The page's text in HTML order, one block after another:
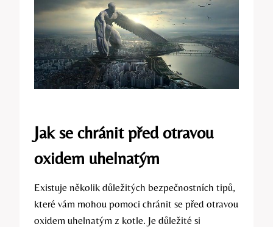
Jak se chránit před otravou
oxidem uhelnatým
Existuje několik důležitých bezpečnostních tipů,
které vám mohou pomoci chránit se před otravou
oxidem uhelnatým z kotle. Je důležité si